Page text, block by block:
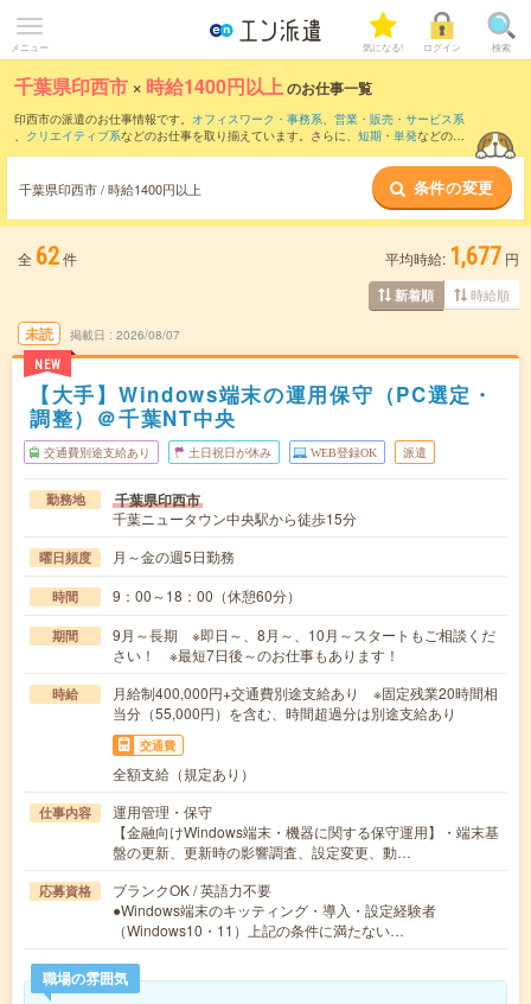
メニュー 気になる! ログイン 検索
千葉県印西市 × 時給1400円以上のお仕事一覧
印西市の派遣のお仕事情報です。 オフィスワーク・事務系、 営業・販売・サービス系
、 クリエイティブ系などのお仕事を取り揃えています。さらに、 短期 ・ 単発などの期
千葉県印西市 / 時給1400円以上 条件の変更
全 62件 平均時給: 1,677 円
新着順 時給順
未読
NEW
掲載日 2026/08/07
【大手】Windows端末の運用保守（PC選定・
調整）＠千葉NT中央
交通費別途支給あり 土日祝日が休み WEB登録OK 派遣
勤務地 千葉県印西市
千葉ニュータウン中央駅から徒歩15分
曜日頻度 月～金の週5日勤務
時間 9：00～18：00（休憩60分）
期間
9月～長期 ※即日～、8月～、10月～スタートもご相談くだ
さい！ ※最短7日後～のお仕事もあります！
時給
月給制400,000円+交通費別途支給あり ※固定残業20時間相
当分（55,000円）を含む、時間超過分は別途支給あり
交通費
全額支給（規定あり）
仕事内容
運用管理・保守
【金融向けWindows端末・機器に関する保守運用】・端末基
盤の更新、更新時の影響調査、設定変更、動…
応募資格
ブランクOK / 英語力不要
●Windows端末のキッティング・導入・設定経験者
（Windows10・11）上記の条件に満たない…
職場の雰囲気